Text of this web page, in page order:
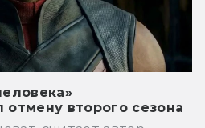
второго сезона